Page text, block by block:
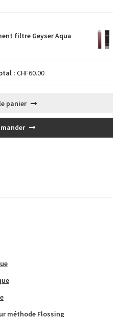
filtre Geyser Aqua
: CHF60.00
panier
méthode Flossing